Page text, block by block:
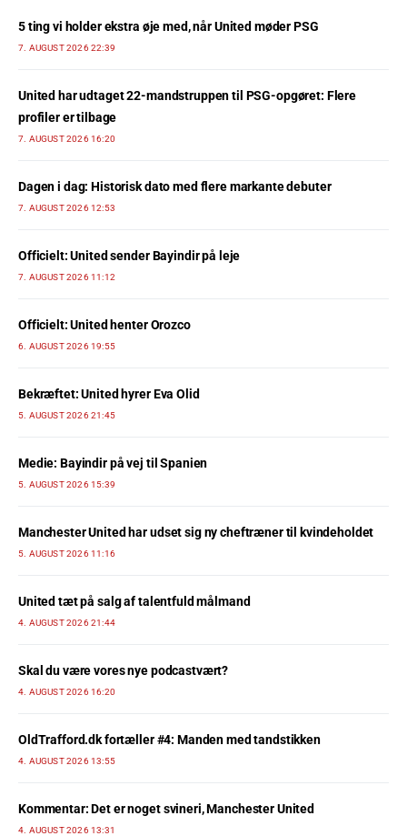
5 ting vi holder ekstra øje med, når United møder PSG
7. AUGUST 2026 22:39
United har udtaget 22-mandstruppen til PSG-opgøret: Flere
profiler er tilbage
7. AUGUST 2026 16:20
Dagen i dag: Historisk dato med flere markante debuter
7. AUGUST 2026 12:53
Officielt: United sender Bayindir på leje
7. AUGUST 2026 11:12
Officielt: United henter Orozco
6. AUGUST 2026 19:55
Bekræftet: United hyrer Eva Olid
5. AUGUST 2026 21:45
Medie: Bayindir på vej til Spanien
5. AUGUST 2026 15:39
Manchester United har udset sig ny cheftræner til kvindeholdet
5. AUGUST 2026 11:16
United tæt på salg af talentfuld målmand
4. AUGUST 2026 21:44
Skal du være vores nye podcastvært?
4. AUGUST 2026 16:20
OldTrafford.dk fortæller #4: Manden med tandstikken
4. AUGUST 2026 13:55
Kommentar: Det er noget svineri, Manchester United
4. AUGUST 2026 13:31